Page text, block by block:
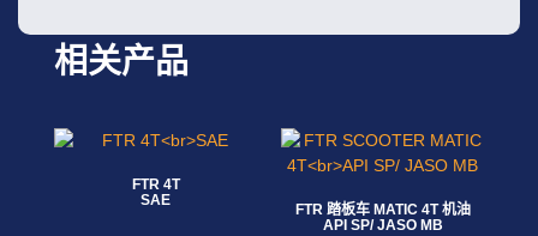
相关产品
FTR 4T
SAE
FTR 踏板车 MATIC 4T 机油
API SP/ JASO MB